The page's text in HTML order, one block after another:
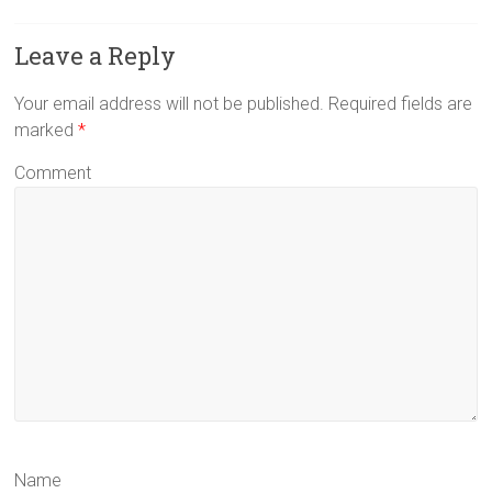
Leave a Reply
Your email address will not be published. Required fields are
marked*
Comment
Name